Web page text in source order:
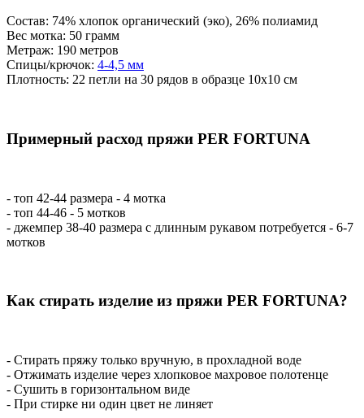
Состав: 74% хлопок органический (эко), 26% полиамид
Вес мотка: 50 грамм
Метраж: 190 метров
Спицы/крючок: 4-4,5 мм
Плотность: 22 петли на 30 рядов в образце 10х10 см
Примерный расход пряжи PER FORTUNA
- топ 42-44 размера - 4 мотка
- топ 44-46 - 5 мотков
- джемпер 38-40 размера с длинным рукавом потребуется - 6-7
мотков
Как стирать изделие из пряжи PER FORTUNA?
- Стирать пряжу только вручную, в прохладной воде
- Отжимать изделие через хлопковое махровое полотенце
- Сушить в горизонтальном виде
- При стирке ни один цвет не линяет